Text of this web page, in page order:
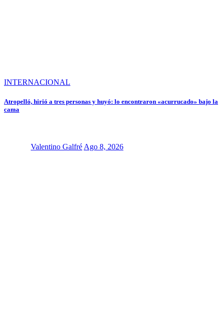
INTERNACIONAL
Atropelló, hirió a tres personas y huyó: lo encontraron «acurrucado» bajo la
cama
Valentino Galfré Ago 8, 2026